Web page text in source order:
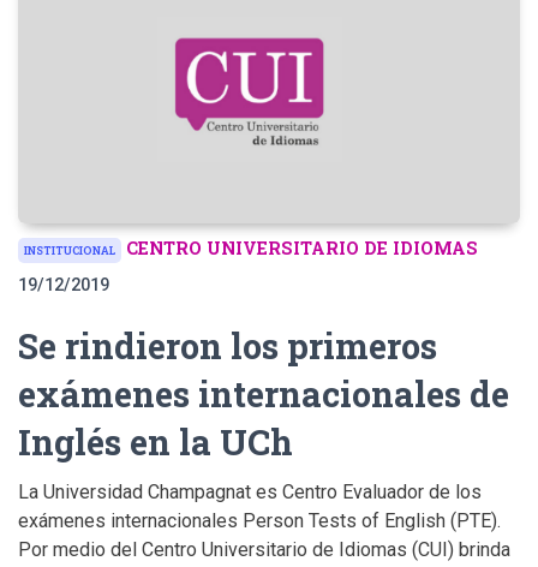
INSTITUCIONAL CENTRO UNIVERSITARIO DE IDIOMAS
19/12/2019
Se rindieron los primeros
exámenes internacionales de
Inglés en la UCh
La Universidad Champagnat es Centro Evaluador de los
exámenes internacionales Person Tests of English (PTE).
Por medio del Centro Universitario de Idiomas (CUI) brinda